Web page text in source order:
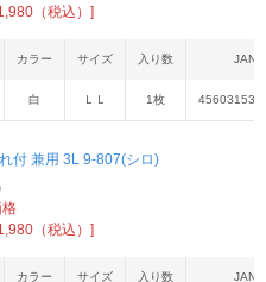
（税込）]
カラー サイズ 入り数 JAN
白 ＬＬ 1枚
付 兼用 3L 9-807(シロ)
（税込）]
カラー サイズ 入り数 JAN